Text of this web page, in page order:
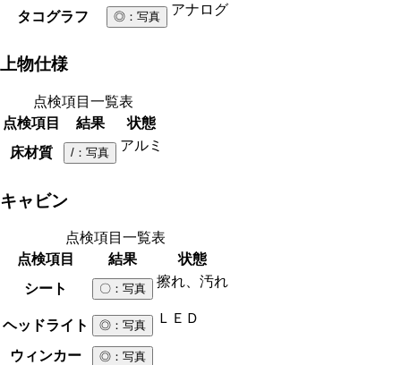
タコグラフ ◎ ：写真 アナログ
上物仕様
点検項目一覧表
点検項目
結果
状態
床材質
/ ：写真 アルミ
キャビン
点検項目一覧表
点検項目
結果
状態
シート
〇 ：写真 擦れ、汚れ
ヘッドライト ◎ ：写真 ＬＥＤ
ウィンカー ◎ ：写真